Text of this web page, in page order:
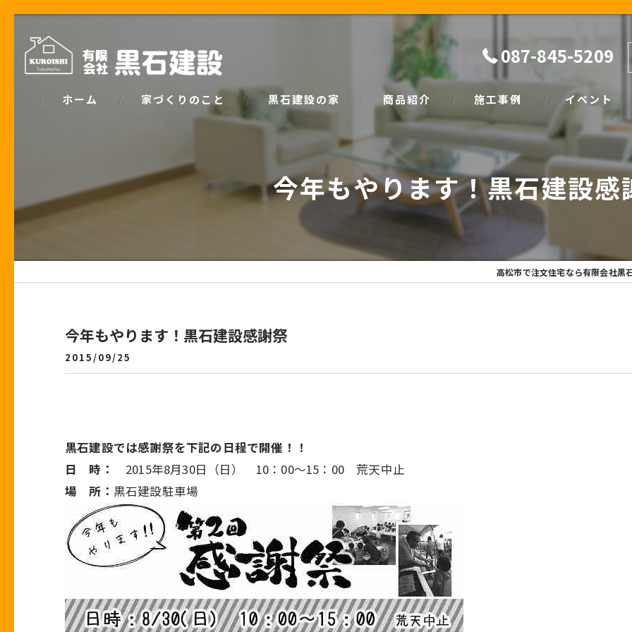
087-845-5209
ホーム 家づくりのこと
家づくりで大事な「お金の話」
黒石建設の家
パッシブデザイン
ZEH
安心の保証
商品紹介
natural
SIMPLE NOTE
施工事例 イベント
家づくり塾
今年もやります！黒石建設感
高松市で注文住宅なら有限会社黒
今年もやります！黒石建設感謝祭
2015/09/25
黒石建設では感謝祭を下記の日程で開催！！
日 時：
2015年8月30日（日） 10：00～15：00 荒天中止
場 所： 黒石建設駐車場